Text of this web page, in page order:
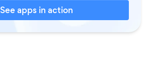
See apps in action